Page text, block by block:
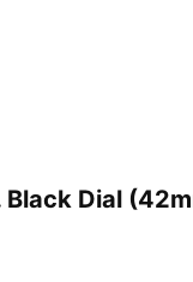
Black Dial